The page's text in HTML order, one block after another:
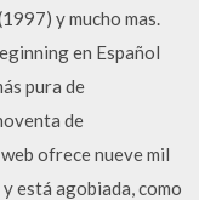
y mucho mas.
en Español
pura de
de
ofrece nueve mil
está agobiada, como